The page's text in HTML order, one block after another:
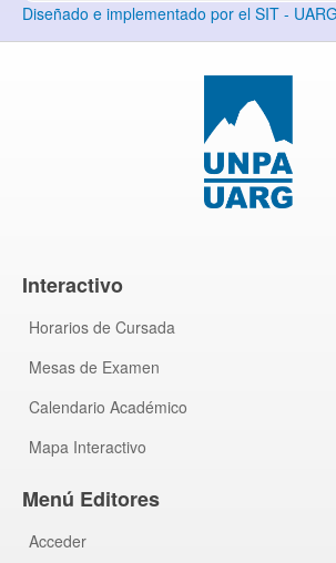
Diseñado e implementado por el SIT -
Interactivo
Horarios de Cursada
Mesas de Examen
Calendario Académico
Mapa Interactivo
Menú Editores
Acceder